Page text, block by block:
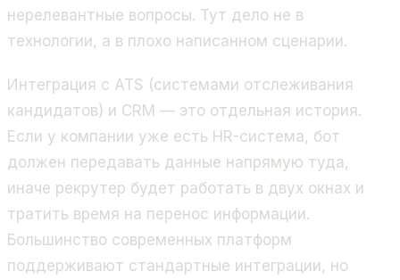
нерелевантные вопросы. Тут дело не в
технологии, а в плохо написанном сценарии.
Интеграция с ATS (системами отслеживания
кандидатов) и CRM — это отдельная история.
Если у компании уже есть HR-система, бот
должен передавать данные напрямую туда,
иначе рекрутер будет работать в двух окнах и
тратить время на перенос информации.
Большинство современных платформ
поддерживают стандартные интеграции, но